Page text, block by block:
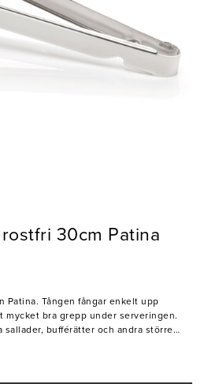
30cm Patina
Patina. Tången fångar enkelt upp
mycket bra grepp under serveringen.
bufférätter och andra större